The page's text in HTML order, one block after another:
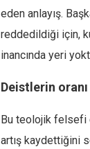
eden anlayış.
reddedildiği için,
inancında yeri
Deistlerin
Bu teolojik felsefi
artış kaydettiğini